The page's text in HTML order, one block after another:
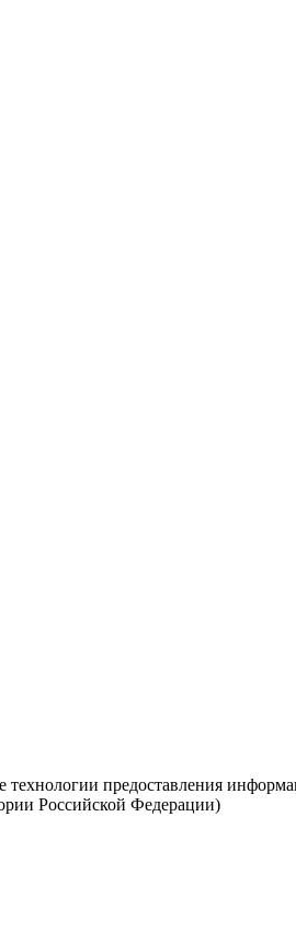
предоставления
Российской Федерации)